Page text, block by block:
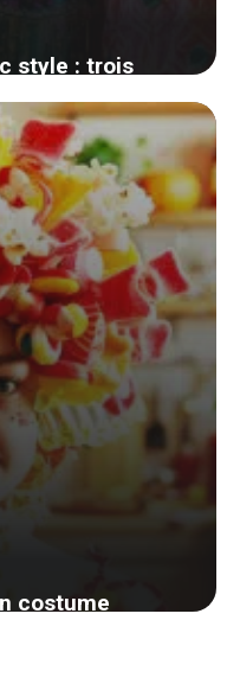
style : trois
et
chez vous
costume